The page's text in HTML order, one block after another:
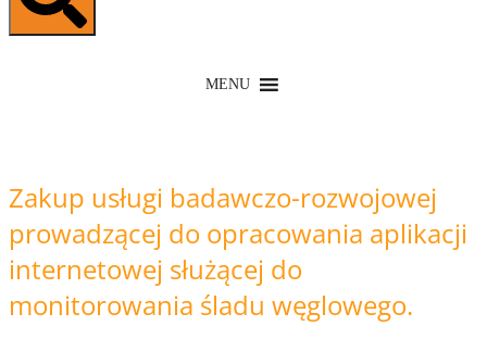
MENU
Zakup usługi badawczo-rozwojowej
prowadzącej do opracowania aplikacji
internetowej służącej do
monitorowania śladu węglowego.